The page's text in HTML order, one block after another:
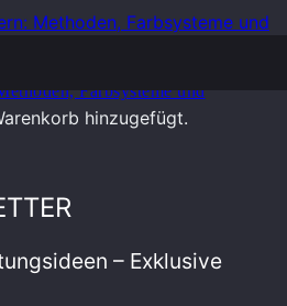
hinzugefügt.
Farbsysteme und
– Exklusive